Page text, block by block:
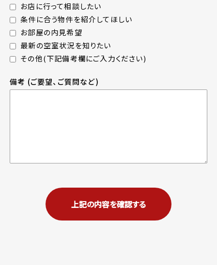
お店に行って相談したい
条件に合う物件を紹介してほしい
お部屋の内見希望
最新の空室状況を知りたい
その他(下記備考欄にご入力ください)
備考 (ご要望、ご質問など)